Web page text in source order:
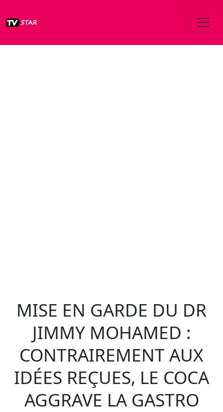
MISE EN GARDE DU DR
JIMMY MOHAMED :
CONTRAIREMENT AUX
IDÉES REÇUES, LE COCA
AGGRAVE LA GASTRO